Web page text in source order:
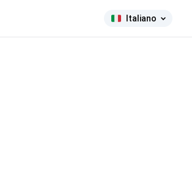
Italiano